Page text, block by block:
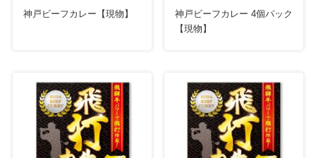
神戸ビーフカレー【現物】
神戸ビーフカレー 4個パック
【現物】